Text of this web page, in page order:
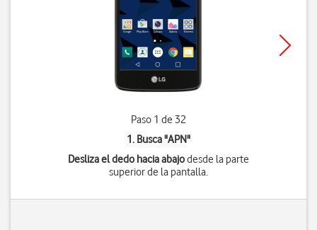
Paso 1 de 32
1. Busca "APN"
Desliza el dedo hacia abajodesde la parte
superior de la pantalla.